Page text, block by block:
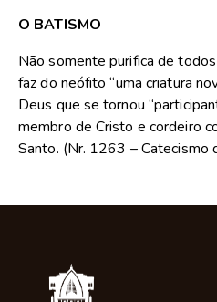
O BATISMO
Não somente purifica de
faz do neófito “uma criatura
Deus que se tornou
membro de Cristo e cordeiro
Santo. (Nr. 1263 – Catecismo